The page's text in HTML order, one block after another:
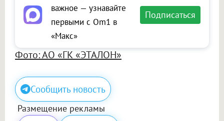
важное — узнавайте
первыми с Om1 в
«Макс»
Подписаться
Фото: АО «ГК «ЭТАЛОН»
Сообщить новость
Размещение рекламы